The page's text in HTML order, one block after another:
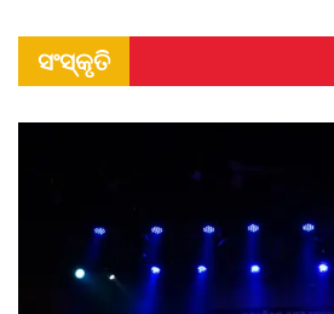
ସଂସ୍କୃତି